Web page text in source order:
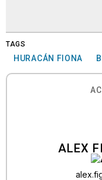
TAGS
HURACÁN FIONA
ALEX